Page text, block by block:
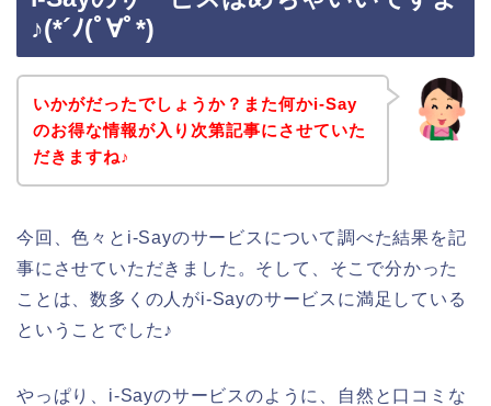
♪(*´ﾉ(ﾟ∀ﾟ*)
いかがだったでしょうか？また何かi-Say
のお得な情報が入り次第記事にさせていた
だきますね♪
今回、色々とi-Sayのサービスについて調べた結果を記
事にさせていただきました。そして、そこで分かった
ことは、数多くの人がi-Sayのサービスに満足している
ということでした♪
やっぱり、i-Sayのサービスのように、自然と口コミな